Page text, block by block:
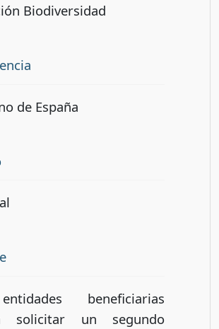
Biodiversidad
de España
beneficiarias
solicitar un segundo